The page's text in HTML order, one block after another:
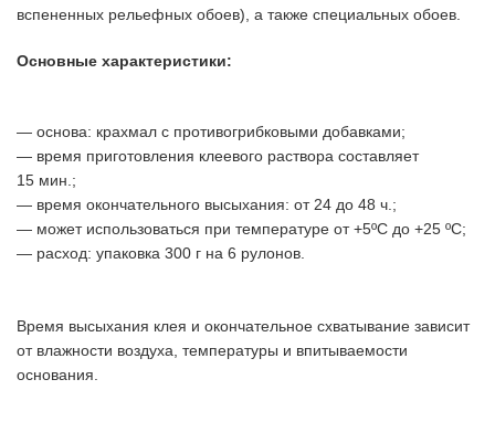
вспененных рельефных обоев), а также специальных обоев.
Основные характеристики:
— основа: крахмал с противогрибковыми добавками;
— время приготовления клеевого раствора составляет
15 мин.;
— время окончательного высыхания: от 24 до 48 ч.;
— может использоваться при температуре от +5ºС до +25 ºС;
— расход: упаковка 300 г на 6 рулонов.
Время высыхания клея и окончательное схватывание зависит
от влажности воздуха, температуры и впитываемости
основания.